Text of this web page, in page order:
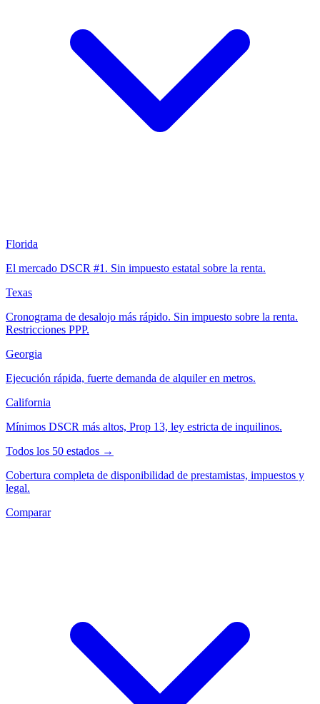
Florida
El mercado DSCR #1. Sin impuesto estatal sobre la renta.
Texas
Cronograma de desalojo más rápido. Sin impuesto sobre la renta.
Restricciones PPP.
Georgia
Ejecución rápida, fuerte demanda de alquiler en metros.
California
Mínimos DSCR más altos, Prop 13, ley estricta de inquilinos.
Todos los 50 estados →
Cobertura completa de disponibilidad de prestamistas, impuestos y
legal.
Comparar